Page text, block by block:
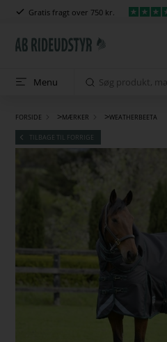
Gratis fragt over 750 kr.
Menu
FORSIDE >MÆRKER >WEATHERBEETA
TILBAGE TIL FORRIGE